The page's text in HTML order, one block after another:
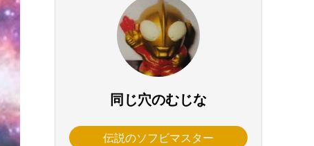
同じ穴のむじな
伝説のソフビマスター